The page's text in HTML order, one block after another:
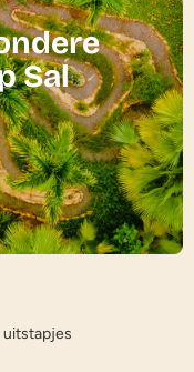
Sal
uitstapjes